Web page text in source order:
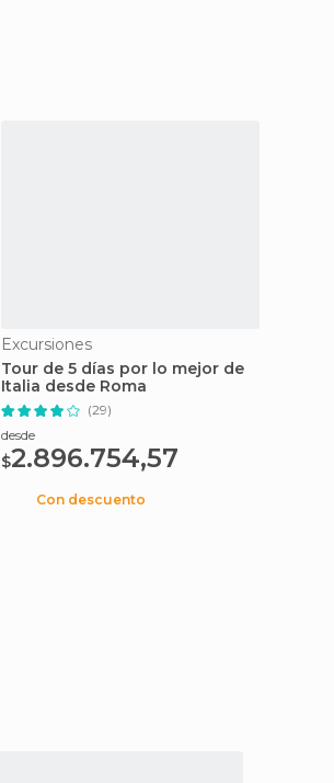
Excursiones
Tour de 5 días por lo mejor de
Italia desde Roma
(29)
desde
$2.896.754,57
Con descuento